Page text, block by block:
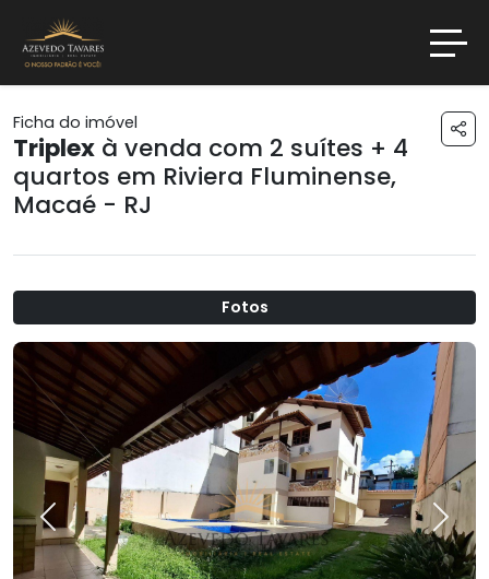
Ficha do imóvel
Triplex à venda com 2 suítes + 4
quartos em Riviera Fluminense,
Macaé - RJ
Fotos
Previous Next